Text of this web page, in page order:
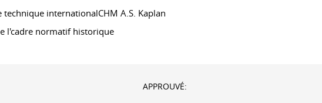
internationalCHM A.S. Kaplan
l'cadre normatif historique
APPROUVÉ: